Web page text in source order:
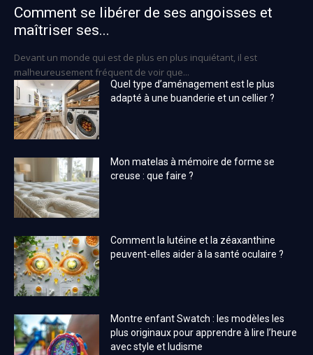
Comment se libérer de ses angoisses et
maîtriser ses...
Devant un monde qui est de plus en plus inquiétant, il est
malheureusement fréquent de voir que...
Quel type d’aménagement est le plus
adapté à une buanderie et un cellier ?
Mon matelas à mémoire de forme se
creuse : que faire ?
Comment la lutéine et la zéaxanthine
peuvent-elles aider à la santé oculaire ?
Montre enfant Swatch : les modèles les
plus originaux pour apprendre à lire l’heure
avec style et ludisme